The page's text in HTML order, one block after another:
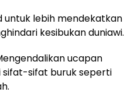
untuk lebih mendekatkan
kesibukan duniawi.
ucapan
sifat-sifat buruk seperti